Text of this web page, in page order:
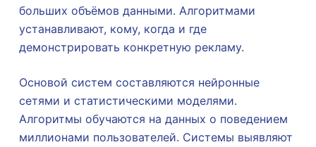
больших объёмов данными. Алгоритмами
устанавливают, кому, когда и где
демонстрировать конкретную рекламу.
Основой систем составляются нейронные
сетями и статистическими моделями.
Алгоритмы обучаются на данных о поведением
миллионами пользователей. Системы выявляют